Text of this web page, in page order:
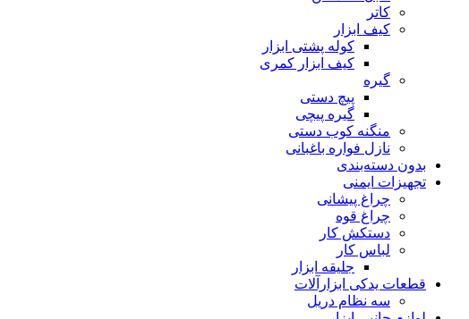
کاتر
کیف ابزار
کوله پشتی ابزار
کیف ابزار کمری
گیره
پیچ دستی
گیره پیچی
منگنه کوب دستی
نازل فواره باغبانی
بدون دسته‌بندی
تجهیزات ایمنی
چراغ پیشانی
چراغ قوه
دستکش کار
لباس کار
جلیقه ابزار
قطعات یدکی ابزارآلات
سه نظام دریل